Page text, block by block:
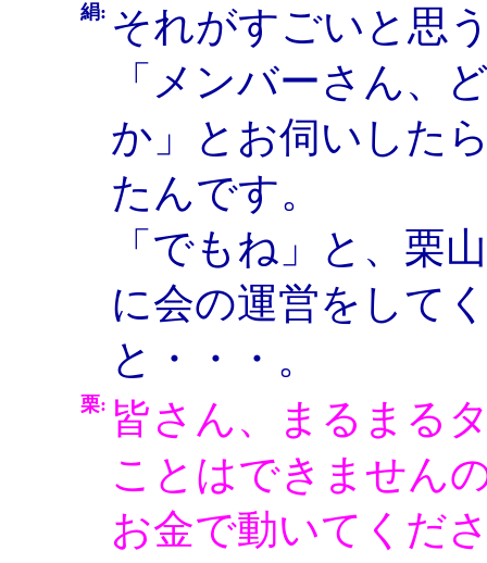
絹: それがすごいと思
「メンバーさん、
か」とお伺いした
たんです。
「でもね」と、栗
に会の運営をして
と・・・。
栗: 皆さん、まるまる
ことはできません
お金で動いてくだ